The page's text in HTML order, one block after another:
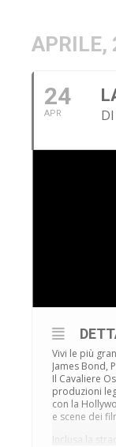
APRILE,
24
APR
Vivi le più
James Bond,
Il Cavaliere
produzioni
con la
e scene dei
Inclusa la